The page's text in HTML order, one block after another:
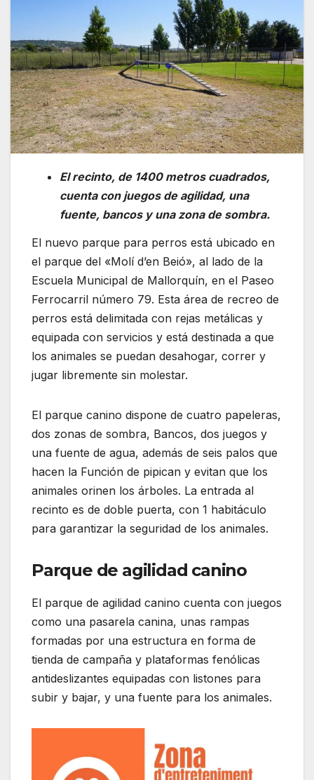
El recinto, de 1400 metros cuadrados,
cuenta con juegos de agilidad, una
fuente, bancos y una zona de sombra.
El nuevo parque para perros está ubicado en
el parque del «Molí d’en Beió», al lado de la
Escuela Municipal de Mallorquín, en el Paseo
Ferrocarril número 79. Esta área de recreo de
perros está delimitada con rejas metálicas y
equipada con servicios y está destinada a que
los animales se puedan desahogar, correr y
jugar libremente sin molestar.
El parque canino dispone de cuatro papeleras,
dos zonas de sombra, Bancos, dos juegos y
una fuente de agua, además de seis palos que
hacen la Función de pipican y evitan que los
animales orinen los árboles. La entrada al
recinto es de doble puerta, con 1 habitáculo
para garantizar la seguridad de los animales.
Parque de agilidad canino
El parque de agilidad canino cuenta con juegos
como una pasarela canina, unas rampas
formadas por una estructura en forma de
tienda de campaña y plataformas fenólicas
antideslizantes equipadas con listones para
subir y bajar, y una fuente para los animales.